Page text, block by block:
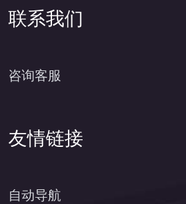
联系我们
咨询客服
友情链接
自动导航